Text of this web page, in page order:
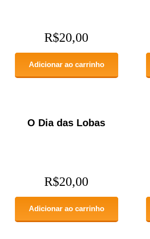
R$20,00
Adicionar ao carrinho
O Dia das Lobas
R$20,00
Adicionar ao carrinho